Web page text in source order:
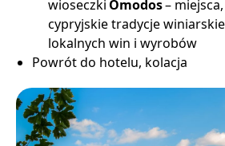
wioseczki Omodos–
cypryjskie tradycje
lokalnych win i wyrobów
Powrót do hotelu, kolacja